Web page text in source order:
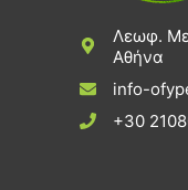
Λεωφ.
Αθήνα
info-
+30